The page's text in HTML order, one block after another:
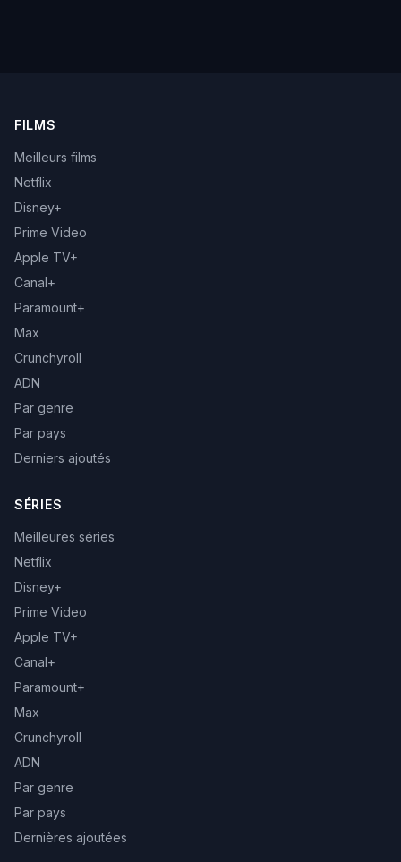
FILMS
Meilleurs films
Netflix
Disney+
Prime Video
Apple TV+
Canal+
Paramount+
Max
Crunchyroll
ADN
Par genre
Par pays
Derniers ajoutés
SÉRIES
Meilleures séries
Netflix
Disney+
Prime Video
Apple TV+
Canal+
Paramount+
Max
Crunchyroll
ADN
Par genre
Par pays
Dernières ajoutées